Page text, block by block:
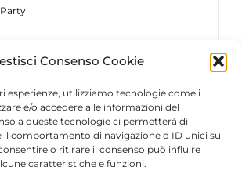
Consenso Cookie
esperienze, utilizziamo tecnologie come i
e/o accedere alle informazioni del
a queste tecnologie ci permetterà di
il comportamento di navigazione o ID unici su
o ritirare il consenso può influire
caratteristiche e funzioni.
Party – Maggio 2018